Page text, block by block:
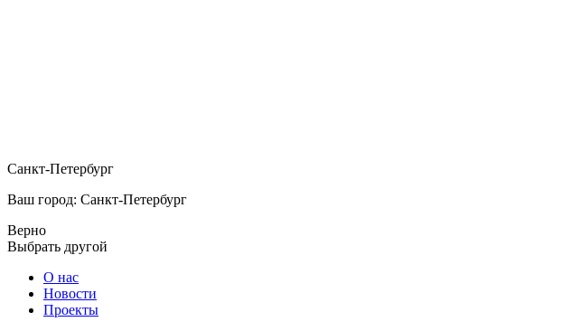
Санкт-Петербург
Ваш город: Санкт-Петербург
Верно
Выбрать другой
О нас
Новости
Проекты